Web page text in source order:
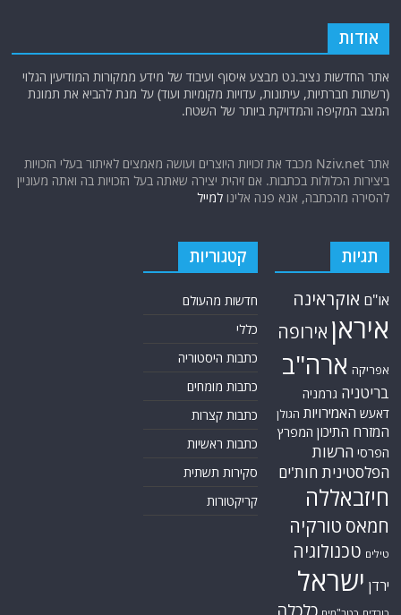
אודות
אתר החדשות נציב.נט מבצע איסוף ועיבוד של מידע ממקורות המודיעין הגלוי
(רשתות חברתיות, עיתונות, עדויות מקומיות ועוד) על מנת להביא את תמונת
המצב המקיפה והמדויקת ביותר של השטח.
אתר Nziv.net מכבד את זכויות היוצרים ועושה מאמצים לאיתור בעלי הזכויות
ביצירות הכלולות בכתבות. אם זיהית יצירה שאתה בעל הזכויות בה ואתה מעוניין
להסירה מהכתבה, אנא פנה אלינולמייל
תגיות
או"ם אוקראינה
איראן אירופה
אפריקה ארה"ב
בריטניה גרמניה
דאעש האמירויות הגולן
המזרח התיכון המפרץ
הפרסי הרשות
הפלסטינית חות'ים
חיזבאללה
חמאס טורקיה
טילים טכנולוגיה
ירדן ישראל
קטגוריות
חדשות מהעולם
כללי
כתבות היסטוריה
כתבות מומחים
כתבות קצרות
כתבות ראשיות
סקירות תשתית
קריקטורות